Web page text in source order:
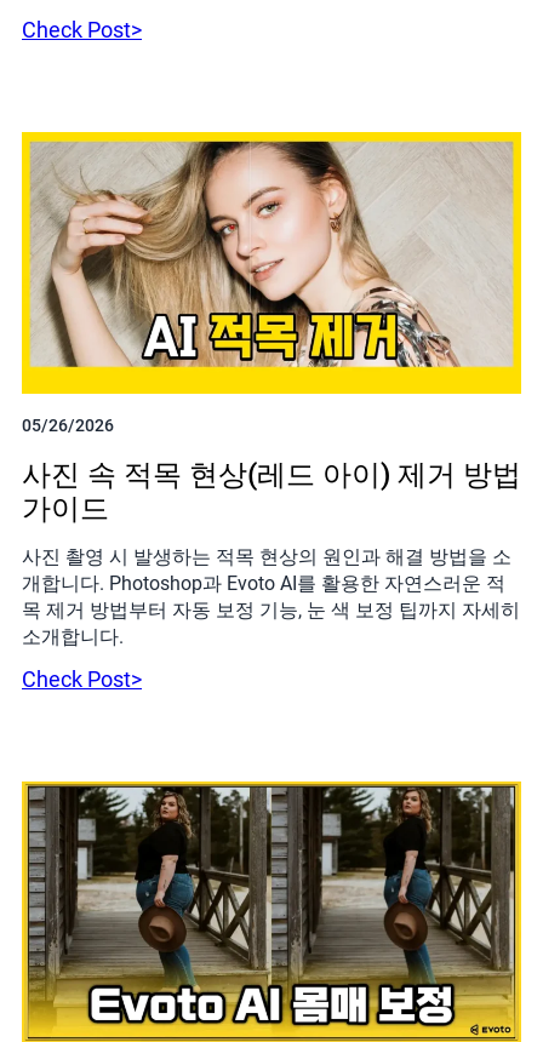
Check Post>
05/26/2026
사진 속 적목 현상(레드 아이) 제거 방법
가이드
사진 촬영 시 발생하는 적목 현상의 원인과 해결 방법을 소
개합니다. Photoshop과 Evoto AI를 활용한 자연스러운 적
목 제거 방법부터 자동 보정 기능, 눈 색 보정 팁까지 자세히
소개합니다.
Check Post>